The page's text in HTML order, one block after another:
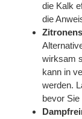
die Kalk
die
wirksam
kann in
werden.
bevor Sie